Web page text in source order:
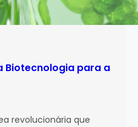
Biotecnologia para a
revolucionária que